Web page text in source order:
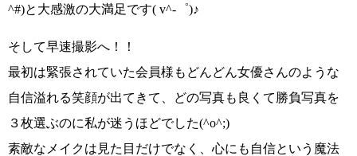
^#)と大感激の大満足です( v^-゜)♪
そして早速撮影へ！！
最初は緊張されていた会員様もどんどん女優さんのような
自信溢れる笑顔が出てきて、どの写真も良くて勝負写真を
３枚選ぶのに私が迷うほどでした(^o^;)
素敵なメイクは見た目だけでなく、心にも自信という魔法